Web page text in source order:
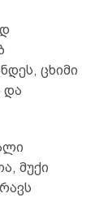
ცხიმი
და
მუქი